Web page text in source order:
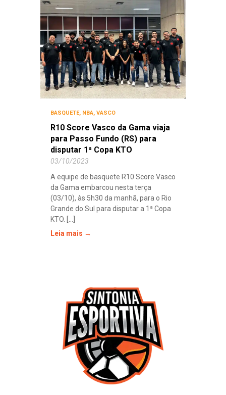
BASQUETE, NBA, VASCO
R10 Score Vasco da Gama viaja
para Passo Fundo (RS) para
disputar 1ª Copa KTO
03/10/2023
A equipe de basquete R10 Score Vasco
da Gama embarcou nesta terça
(03/10), às 5h30 da manhã, para o Rio
Grande do Sul para disputar a 1ª Copa
KTO. [...]
Leia mais →